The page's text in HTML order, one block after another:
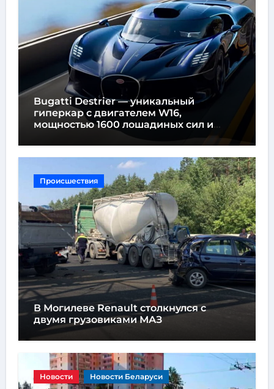
Bugatti Destrier — уникальный
гиперкар с двигателем W16,
мощностью 1600 лошадиных сил и
высотой всего один метр
Происшествия
В Могилеве Renault столкнулся с
двумя грузовиками МАЗ
Новости Новости Беларуси